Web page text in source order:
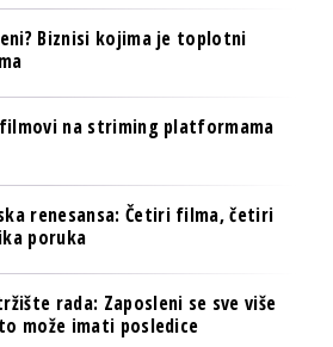
Biznisi kojima je toplotni
na striming platformama
renesansa: Četiri filma, četiri
poruka
rada: Zaposleni se sve više
može imati posledice